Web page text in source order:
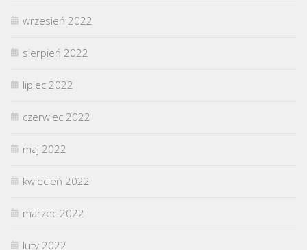
wrzesień 2022
sierpień 2022
lipiec 2022
czerwiec 2022
maj 2022
kwiecień 2022
marzec 2022
luty 2022